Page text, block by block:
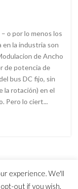
o por lo menos los
en la industria son
de Ancho
de potencia de
bus DC fijo, sin
la rotación) en el
Pero lo ciert...
experience. We'll
out if you wish.